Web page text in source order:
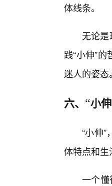
体线条。
无论
践“小伸”
迷人的姿态。
六、“小
“小伸
体特点和
一个懂